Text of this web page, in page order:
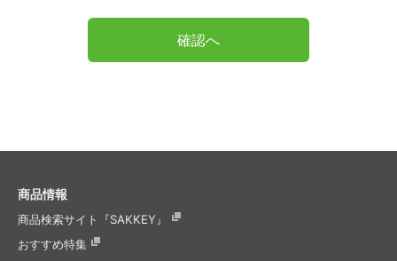
確認へ
商品情報
商品検索サイト『SAKKEY』
おすすめ特集